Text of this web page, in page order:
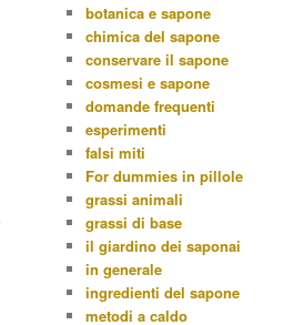
botanica e sapone
chimica del sapone
conservare il sapone
cosmesi e sapone
domande frequenti
esperimenti
falsi miti
For dummies in pillole
grassi animali
grassi di base
il giardino dei saponai
in generale
ingredienti del sapone
metodi a caldo